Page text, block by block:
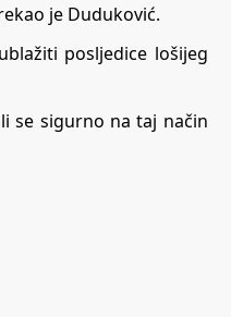
je Duduković.
posljedice lošijeg
se sigurno na taj način